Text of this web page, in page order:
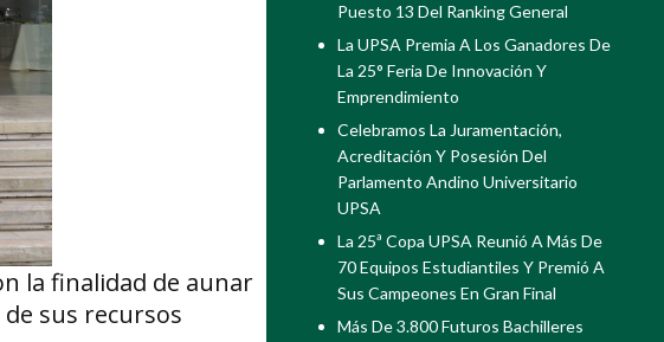
la finalidad de aunar
sus recursos
Puesto 13 Del Ranking General
La UPSA Premia A Los Ganadores De
La 25° Feria De Innovación Y
Emprendimiento
Celebramos La Juramentación,
Acreditación Y Posesión Del
Parlamento Andino Universitario
UPSA
La 25ª Copa UPSA Reunió A Más De
70 Equipos Estudiantiles Y Premió A
Sus Campeones En Gran Final
Más De 3.800 Futuros Bachilleres